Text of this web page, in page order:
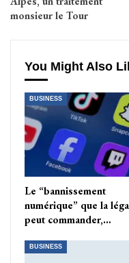
monsieur le Tour
You Might Also
BUSINESS
Le “bannissement
numérique” que la
peut commander,…
BUSINESS